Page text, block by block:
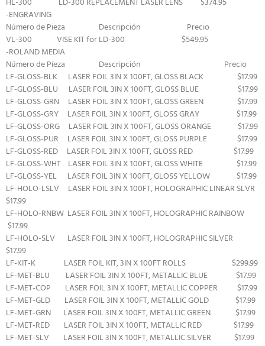
HL-300 LD-300 REPLACEMENT LASER LENS $374.95
-ENGRAVING
Número de Pieza Descripción Precio
VL-300 VISE KIT for LD-300 $549.95
-ROLAND MEDIA
Número de Pieza Descripción Precio
LF-GLOSS-BLK LASER FOIL 3IN X 100FT, GLOSS BLACK $17.99
LF-GLOSS-BLU LASER FOIL 3IN X 100FT, GLOSS BLUE $17.99
LF-GLOSS-GRN LASER FOIL 3IN X 100FT, GLOSS GREEN $17.99
LF-GLOSS-GRY LASER FOIL 3IN X 100FT, GLOSS GRAY $17.99
LF-GLOSS-ORG LASER FOIL 3IN X 100FT, GLOSS ORANGE $17.99
LF-GLOSS-PUR LASER FOIL 3IN X 100FT, GLOSS PURPLE $17.99
LF-GLOSS-RED LASER FOIL 3IN X 100FT, GLOSS RED $17.99
LF-GLOSS-WHT LASER FOIL 3IN X 100FT, GLOSS WHITE $17.99
LF-GLOSS-YEL LASER FOIL 3IN X 100FT, GLOSS YELLOW $17.99
LF-HOLO-LSLV LASER FOIL 3IN X 100FT, HOLOGRAPHIC LINEAR SLVR
$17.99
LF-HOLO-RNBW LASER FOIL 3IN X 100FT, HOLOGRAPHIC RAINBOW
$17.99
LF-HOLO-SLV LASER FOIL 3IN X 100FT, HOLOGRAPHIC SILVER
$17.99
LF-KIT-K LASER FOIL KIT, 3IN X 100FT ROLLS $299.99
LF-MET-BLU LASER FOIL 3IN X 100FT, METALLIC BLUE $17.99
LF-MET-COP LASER FOIL 3IN X 100FT, METALLIC COPPER $17.99
LF-MET-GLD LASER FOIL 3IN X 100FT, METALLIC GOLD $17.99
LF-MET-GRN LASER FOIL 3IN X 100FT, METALLIC GREEN $17.99
LF-MET-RED LASER FOIL 3IN X 100FT, METALLIC RED $17.99
LF-MET-SLV LASER FOIL 3IN X 100FT, METALLIC SILVER $17.99